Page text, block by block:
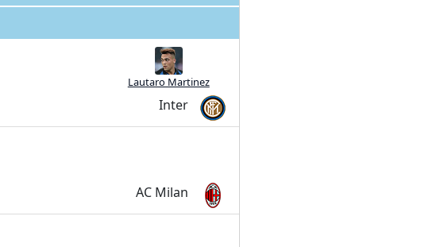
Lautaro Martinez
Inter
AC Milan